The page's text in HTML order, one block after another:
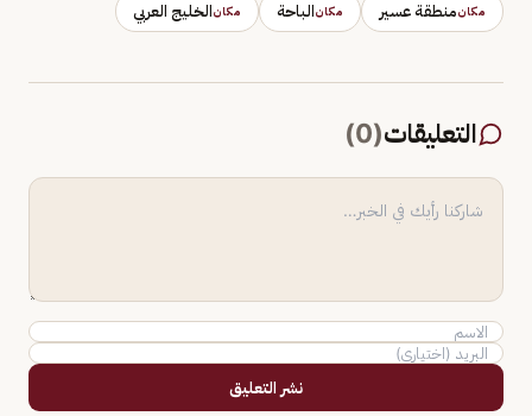
مكانمنطقة عسير مكانالباحة مكانالخليج العربي
التعليقات(
0
)
نشر التعليق